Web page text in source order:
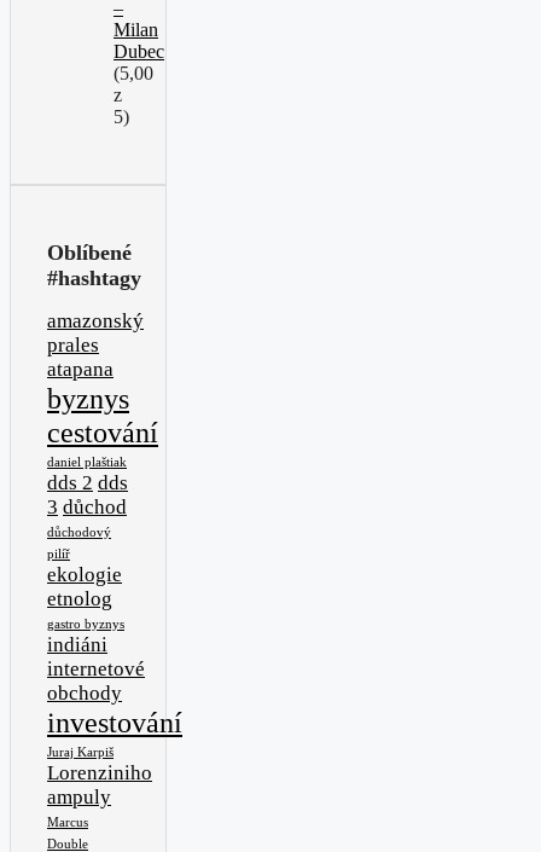
–
Milan
Dubec
(5,00
z
5)
Oblíbené
#hashtagy
amazonský
prales
atapana
byznys
cestování
daniel plaštiak
dds 2 dds
3 důchod
důchodový
pilíř
ekologie
etnolog
gastro byznys
indiáni
internetové
obchody
investování
Juraj Karpiš
Lorenziniho
ampuly
Marcus
Double